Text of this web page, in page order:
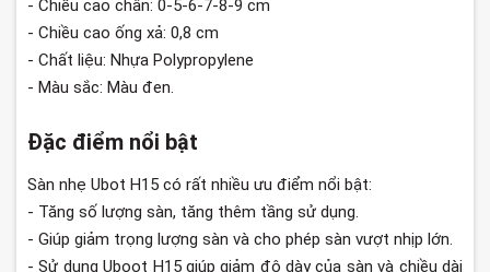
- Chiều cao chân: 0-5-6-7-8-9 cm
- Chiều cao ống xả: 0,8 cm
- Chất liệu: Nhựa Polypropylene
- Màu sắc: Màu đen.
Đặc điểm nổi bật
Sàn nhẹ Ubot H15 có rất nhiều ưu điểm nổi bật:
- Tăng số lượng sàn, tăng thêm tầng sử dụng.
- Giúp giảm trọng lượng sàn và cho phép sàn vượt nhịp lớn.
- Sử dụng Uboot H15 giúp giảm độ dày của sàn và chiều dài